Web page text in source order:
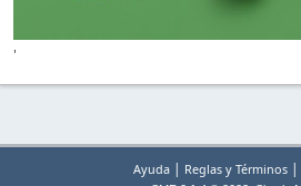
'
Ayuda | Reglas y Términos |